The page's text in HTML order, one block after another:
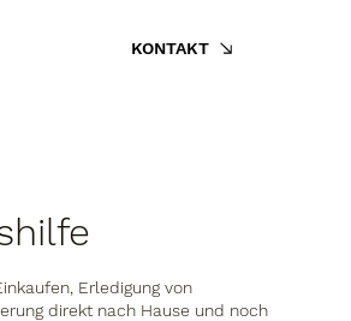
KONTAKT
Erledigung von
direkt nach Hause und noch